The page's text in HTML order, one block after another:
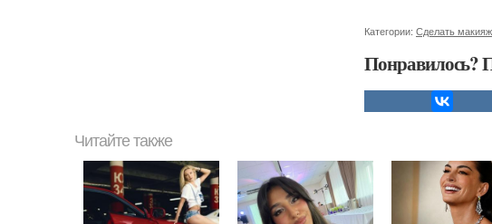
Категории: Сделать
Понравилось?
Читайте также